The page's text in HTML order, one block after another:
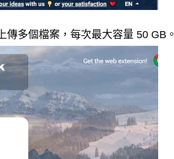
多個檔案，每次最大容量 50 GB。